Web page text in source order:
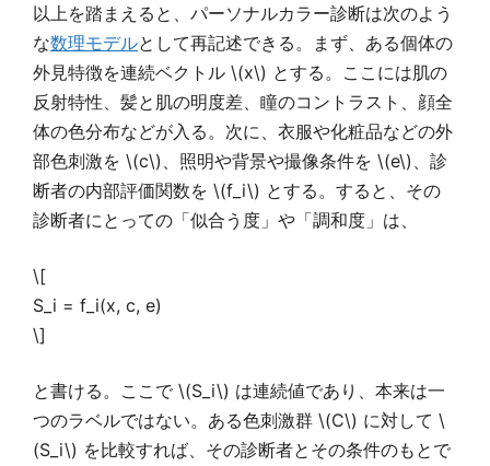
以上を踏まえると、パーソナルカラー診断は次のよう
な数理モデルとして再記述できる。まず、ある個体の
外見特徴を連続ベクトル \(x\) とする。ここには肌の
反射特性、髪と肌の明度差、瞳のコントラスト、顔全
体の色分布などが入る。次に、衣服や化粧品などの外
部色刺激を \(c\)、照明や背景や撮像条件を \(e\)、診
断者の内部評価関数を \(f_i\) とする。すると、その
診断者にとっての「似合う度」や「調和度」は、
\[
S_i = f_i(x, c, e)
\]
と書ける。ここで \(S_i\) は連続値であり、本来は一
つのラベルではない。ある色刺激群 \(C\) に対して \
(S_i\) を比較すれば、その診断者とその条件のもとで